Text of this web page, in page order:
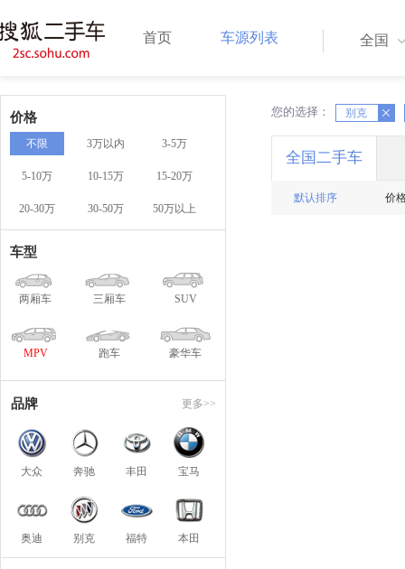
首页 车源列表 全国
价格
不限 3万以内 3-5万
5-10万 10-15万 15-20万
20-30万 30-50万 50万以上
车型
两厢车 三厢车 SUV
MPV 跑车 豪华车
品牌 更多>>
大众 奔驰 丰田 宝马
奥迪 别克 福特 本田
您的选择： 别克
X X
全国二手车
默认排序 价